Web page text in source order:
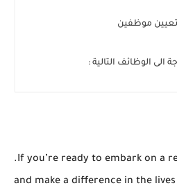
موظفين
الى الوظائف التالية :
.If you’re ready to embark on a
and make a difference in the